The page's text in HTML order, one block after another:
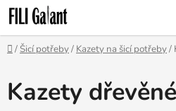
Přejít
na
obsah
Domů
/ Šicí potřeby/ Kazety na šicí potřeby/
Kazety dřevěné